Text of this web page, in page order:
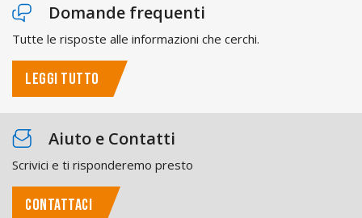
Domande frequenti
Tutte le risposte alle informazioni che cerchi.
LEGGI TUTTO
Aiuto e Contatti
Scrivici e ti risponderemo presto
CONTATTACI